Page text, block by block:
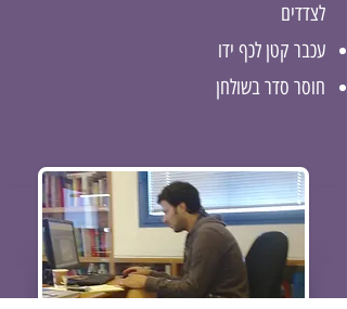
לצדדים
עכבר קטן לכף ידו
חוסר סדר בשולחן